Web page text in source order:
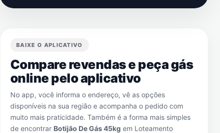
BAIXE O APLICATIVO
Compare revendas e peça gás
online pelo aplicativo
No app, você informa o endereço, vê as opções
disponíveis na sua região e acompanha o pedido com
muito mais praticidade. Também é a forma mais simples
de encontrar Botijão De Gás 45kg em Loteamento